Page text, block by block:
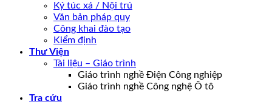
Ký túc xá / Nội trú
Văn bản pháp quy
Công khai đào tạo
Kiểm định
Thư Viện
Tài liệu – Giáo trình
Giáo trình nghề Điện Công nghiệp
Giáo trình nghề Công nghệ Ô tô
Tra cứu